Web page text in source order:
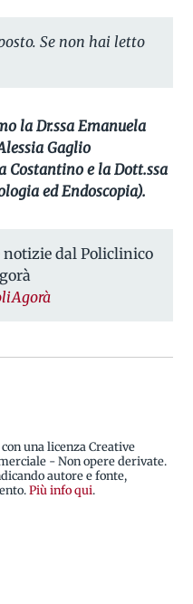
Se non hai letto
la Dr.ssa Emanuela
Gaglio
Costantino e la Dott.ssa
ed Endoscopia).
dal Policlinico
una licenza Creative
- Non opere derivate.
autore e fonte,
Più info qui.